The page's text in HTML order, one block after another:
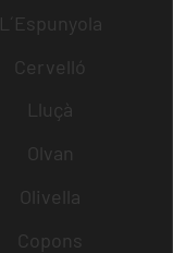
L´Espunyola
Cervelló
Lluçà
Olvan
Olivella
Copons